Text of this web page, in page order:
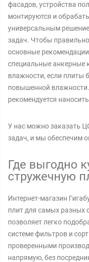
фасадов, устройства
монтируются и
универсальным
задач. Чтобы
основные
специальные анкерные
влажности, если плиты
повышенной
рекомендуется
У нас можно заказать
задач, и мы обеспечим
Где выгодно
стружечную
Интернет-магазин
плит для самых разных
позволяет легко
системе фильтров и
проверенными
напрямую, без